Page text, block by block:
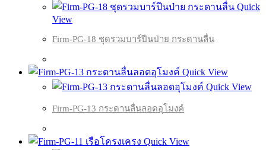
Quick
View
Firm-PG-18 ชุดรวมบาร์ปีนป่าย กระดานลื่น
Quick View
Quick View
Firm-PG-13 กระดานลื่นลอดอุโมงค์
Quick View